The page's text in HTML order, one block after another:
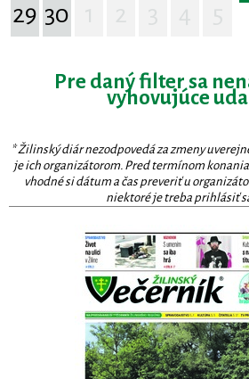
29 30
Pre daný filter sa
vyhovujúce
* Žilinský diár nezodpovedá za zmeny
je ich organizátorom. Pred termínom
vhodné si dátum a čas preveriť u
niektoré je treba prihlásiť